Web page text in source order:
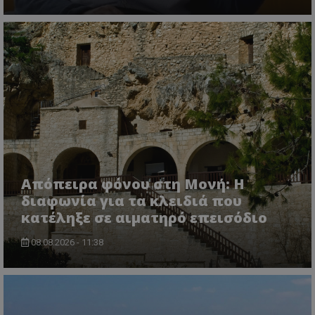
Απόπειρα φόνου στη Μονή: Η
διαφωνία για τα κλειδιά που
κατέληξε σε αιματηρό επεισόδιο
08.08.2026 - 11:38
VISITOR_PRIVACY_METADATA
YouTube
.youtube.com